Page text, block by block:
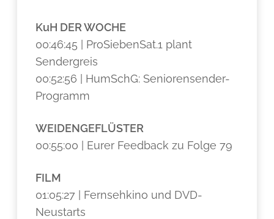
KuH DER WOCHE
00:46:45 | ProSiebenSat.1 plant
Sendergreis
00:52:56 | HumSchG: Seniorensender-
Programm
WEIDENGEFLÜSTER
00:55:00 | Eurer Feedback zu Folge 79
FILM
01:05:27 | Fernsehkino und DVD-
Neustarts